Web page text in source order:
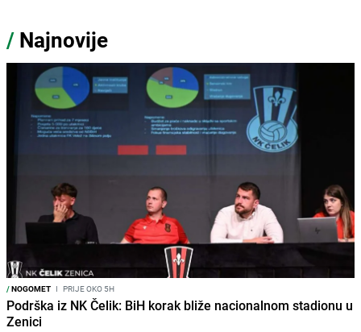
/ Najnovije
/NOGOMET I PRIJE OKO 5H
Podrška iz NK Čelik: BiH korak bliže nacionalnom stadionu u
Zenici